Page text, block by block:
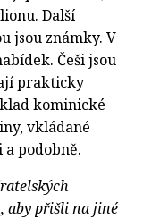
Další
jsou známky. V
Češi jsou
prakticky
kominické
vkládané
podobně.
aby přišli na jiné